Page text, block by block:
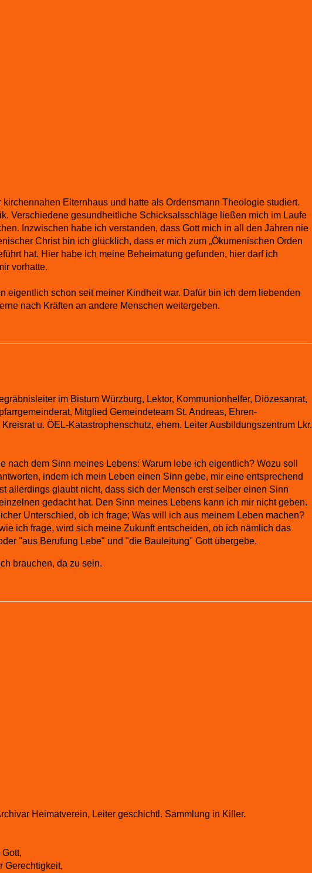
Elternhaus und hatte als Ordensmann Theologie studiert.
Verschiedene gesundheitliche Schicksalsschläge ließen mich im Laufe
Inzwischen habe ich verstanden, dass Gott mich in all den Jahren nie
Christ bin ich glücklich, dass er mich zum „Ökumenischen Orden
hat. Hier habe ich meine Beheimatung gefunden, hier darf ich
vorhatte.
eigentlich schon seit meiner Kindheit war. Dafür bin ich dem liebenden
nach Kräften an andere Menschen weitergeben.
im Bistum Würzburg, Lektor, Kommunionhelfer, Diözesanrat,
Mitglied Gemeindeteam St. Andreas, Ehren-
u. ÖEL-Katastrophenschutz, ehem. Leiter Ausbildungszentrum Lkr.
nach dem Sinn meines Lebens: Warum lebe ich eigentlich? Wozu soll
indem ich mein Leben einen Sinn gebe, mir eine entsprechend
allerdings glaubt nicht, dass sich der Mensch erst selber einen Sinn
gedacht hat. Den Sinn meines Lebens kann ich mir nicht geben.
Unterschied, ob ich frage; Was will ich aus meinem Leben machen?
ich frage, wird sich meine Zukunft entscheiden, ob ich nämlich das
"aus Berufung Lebe" und "die Bauleitung" Gott übergebe.
brauchen, da zu sein.
Heimatverein, Leiter geschichtl. Sammlung in Killer.
Gerechtigkeit,